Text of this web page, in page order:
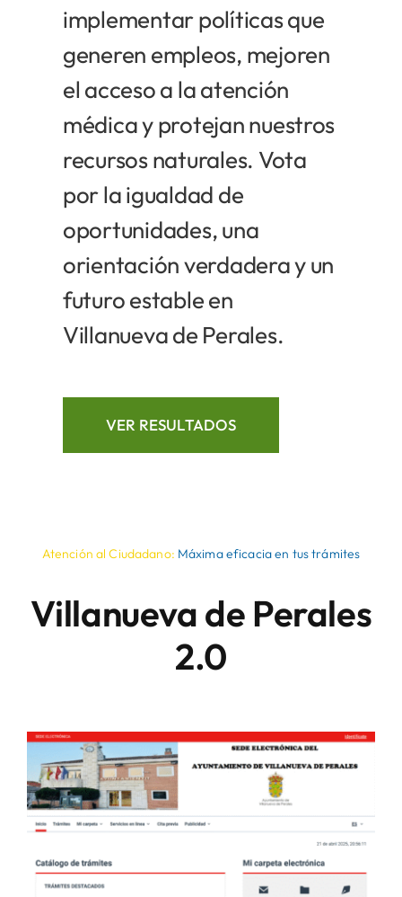
implementar políticas que
generen empleos, mejoren
el acceso a la atención
médica y protejan nuestros
recursos naturales. Vota
por la igualdad de
oportunidades, una
orientación verdadera y un
futuro estable en
Villanueva de Perales.
VER RESULTADOS
Atención al Ciudadano: Máxima eficacia en tus trámites
Villanueva de Perales
2.0